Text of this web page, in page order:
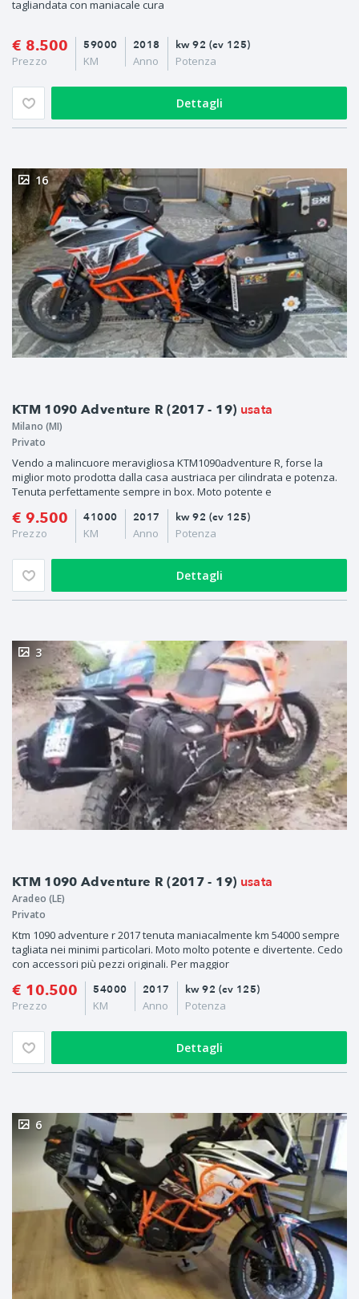
tagliandata con maniacale cura
€ 8.500
Prezzo
2018
Anno
59000
KM
kw 92 (cv 125)
Potenza
Dettagli
KTM 1090 Adventure R (2017 - 19) usata
16
Milano (MI)
Privato
Vendo a malincuore meravigliosa KTM1090adventure R, forse la
miglior moto prodotta dalla casa austriaca per cilindrata e potenza.
Tenuta perfettamente sempre in box. Moto potente e
€ 9.500
Prezzo
2017
Anno
41000
KM
kw 92 (cv 125)
Potenza
Dettagli
KTM 1090 Adventure R (2017 - 19) usata
3
Aradeo (LE)
Privato
Ktm 1090 adventure r 2017 tenuta maniacalmente km 54000 sempre
tagliata nei minimi particolari. Moto molto potente e divertente. Cedo
con accessori più pezzi originali. Per maggior
€ 10.500
Prezzo
2017
Anno
54000
KM
kw 92 (cv 125)
Potenza
Dettagli
6